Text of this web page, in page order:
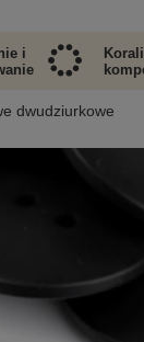
i
dwudziurkowe